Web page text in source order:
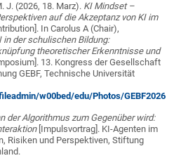
J. (2026, 18. Marz). KI Mindset –
auf die Akzeptanz von KI im
In Carolus A (Chair),
in der schulischen Bildung:
theoretischer Erkenntnisse und
13. Kongress der Gesellschaft
GEBF, Technische Universität
w00bed/edu/Photos/GEBF2026/
der Algorithmus zum Gegenüber wird:
[Impulsvortrag]. KI-Agenten im
Risiken und Perspektiven, Stiftung